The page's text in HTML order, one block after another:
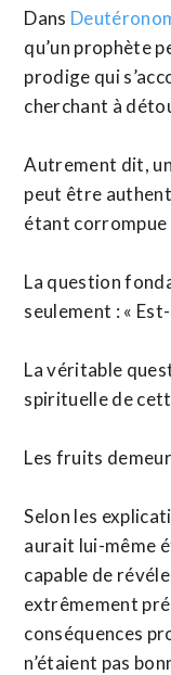
Dans
qu’un prophète
prodige qui
cherchant à
Autrement dit,
peut être
étant corrompue
La question
seulement : «
La véritable
spirituelle de
Les fruits
Selon les
aurait lui-même
capable de
extrêmement
conséquences
n’étaient pas